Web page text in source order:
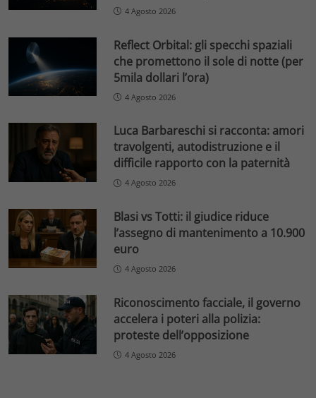
4 Agosto 2026
Reflect Orbital: gli specchi spaziali
che promettono il sole di notte (per
5mila dollari l’ora)
4 Agosto 2026
Luca Barbareschi si racconta: amori
travolgenti, autodistruzione e il
difficile rapporto con la paternità
4 Agosto 2026
Blasi vs Totti: il giudice riduce
l’assegno di mantenimento a 10.900
euro
4 Agosto 2026
Riconoscimento facciale, il governo
accelera i poteri alla polizia:
proteste dell’opposizione
4 Agosto 2026